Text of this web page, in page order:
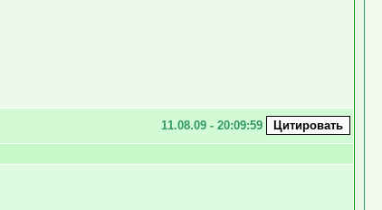
11.08.09 - 20:09:59